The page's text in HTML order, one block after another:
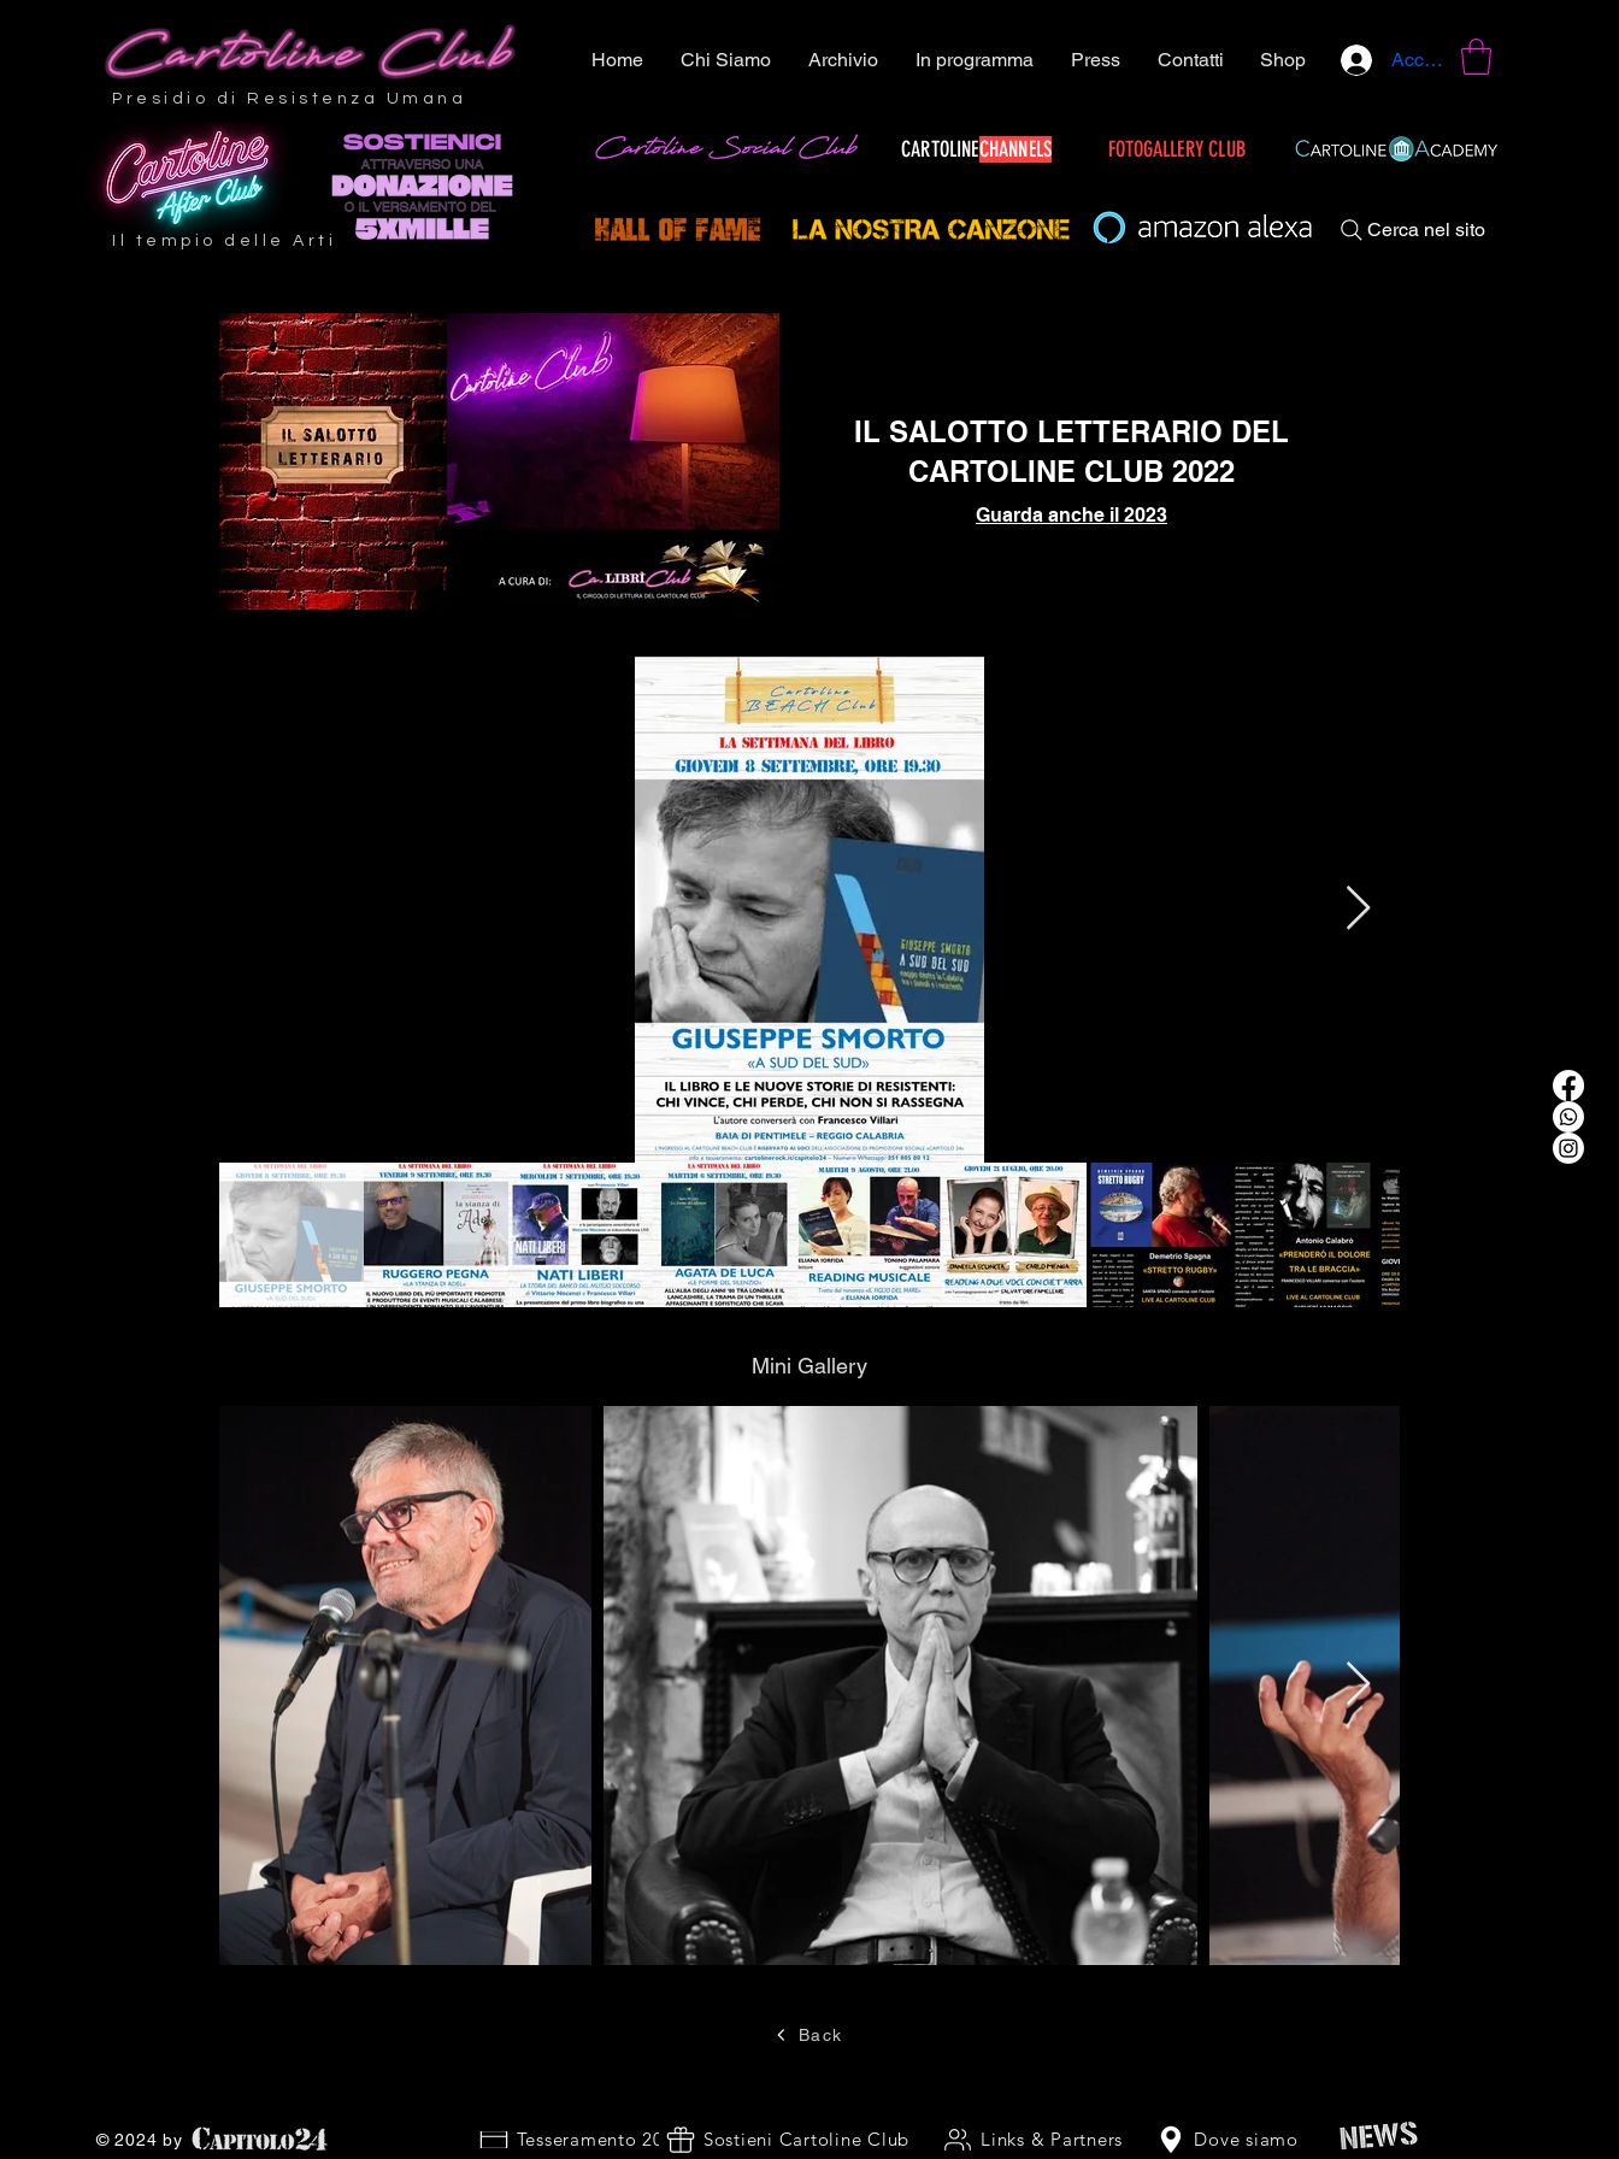
Presidio di Resistenza Umana
Il tempio delle Arti
Home Chi Siamo Archivio In programma Press Contatti Shop Accedi
CARTOLINECHANNELS FOTOGALLERY CLUB
Cerca nel sito
IL SALOTTO LETTERARIO DEL
CARTOLINE CLUB 2022
Guarda anche il 2023
Mini Gallery
Back
© 2024 by Tesseramento 2026 Sostieni Cartoline Club Links & Partners Dove siamo